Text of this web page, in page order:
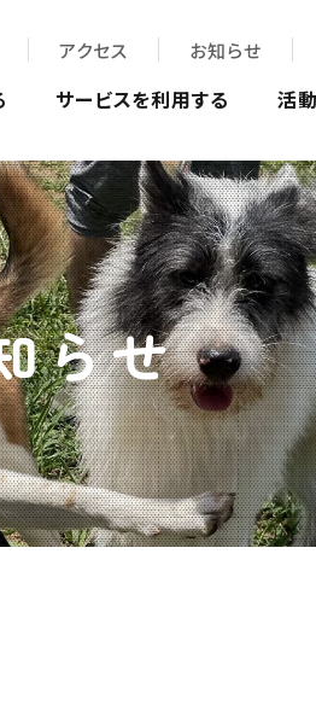
アクセス お知らせ
サービスを利用する 活
らせ